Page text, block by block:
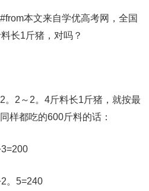
本文来自学优高考网，全国
长1斤猪，对吗？
。2～2。4斤料长1斤猪，就按最
样都吃的600斤料的话：
。5=240